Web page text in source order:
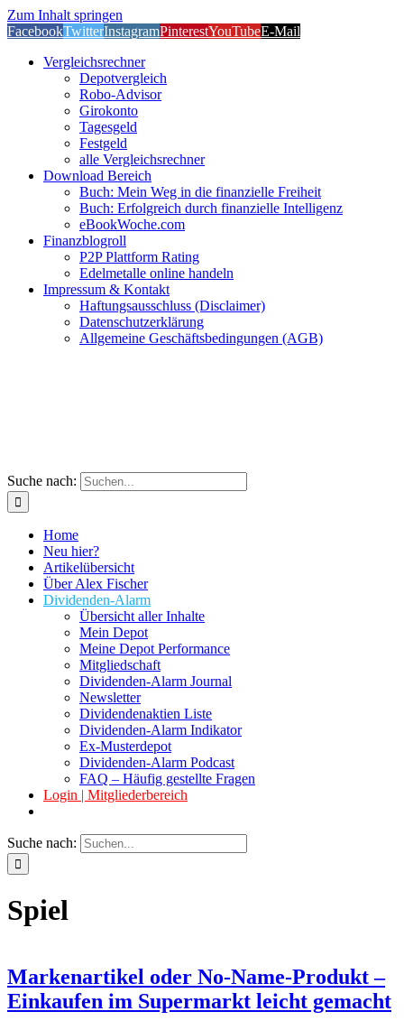
Zum Inhalt springen
FacebookTwitterInstagramPinterestYouTubeE-Mail
Vergleichsrechner
Depotvergleich
Robo-Advisor
Girokonto
Tagesgeld
Festgeld
alle Vergleichsrechner
Download Bereich
Buch: Mein Weg in die finanzielle Freiheit
Buch: Erfolgreich durch finanzielle Intelligenz
eBookWoche.com
Finanzblogroll
P2P Plattform Rating
Edelmetalle online handeln
Impressum & Kontakt
Haftungsausschluss (Disclaimer)
Datenschutzerklärung
Allgemeine Geschäftsbedingungen (AGB)
Suche nach:
Home
Neu hier?
Artikelübersicht
Über Alex Fischer
Dividenden-Alarm
Übersicht aller Inhalte
Mein Depot
Meine Depot Performance
Mitgliedschaft
Dividenden-Alarm Journal
Newsletter
Dividendenaktien Liste
Dividenden-Alarm Indikator
Ex-Musterdepot
Dividenden-Alarm Podcast
FAQ – Häufig gestellte Fragen
Login | Mitgliederbereich
Suche nach:
Spiel
Markenartikel oder No-Name-Produkt –
Einkaufen im Supermarkt leicht gemacht